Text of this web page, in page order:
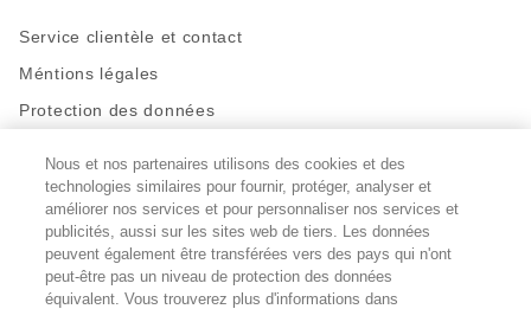
Service clientèle et contact
Méntions légales
Protection des données
Restez en contact!
Facebook
http://twitter.com/migros
https://www.youtube.com/user/
PinterestInstagram
Paramètres des cookies
Nous et nos partenaires utilisons des cookies et des
technologies similaires pour fournir, protéger, analyser et
améliorer nos services et pour personnaliser nos services et
publicités, aussi sur les sites web de tiers. Les données
peuvent également être transférées vers des pays qui n'ont
peut-être pas un niveau de protection des données
équivalent. Vous trouverez plus d'informations dans